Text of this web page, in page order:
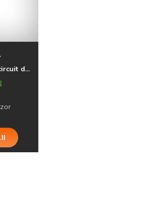
Extensie maner cu circuit de apa cu racord 53 cm